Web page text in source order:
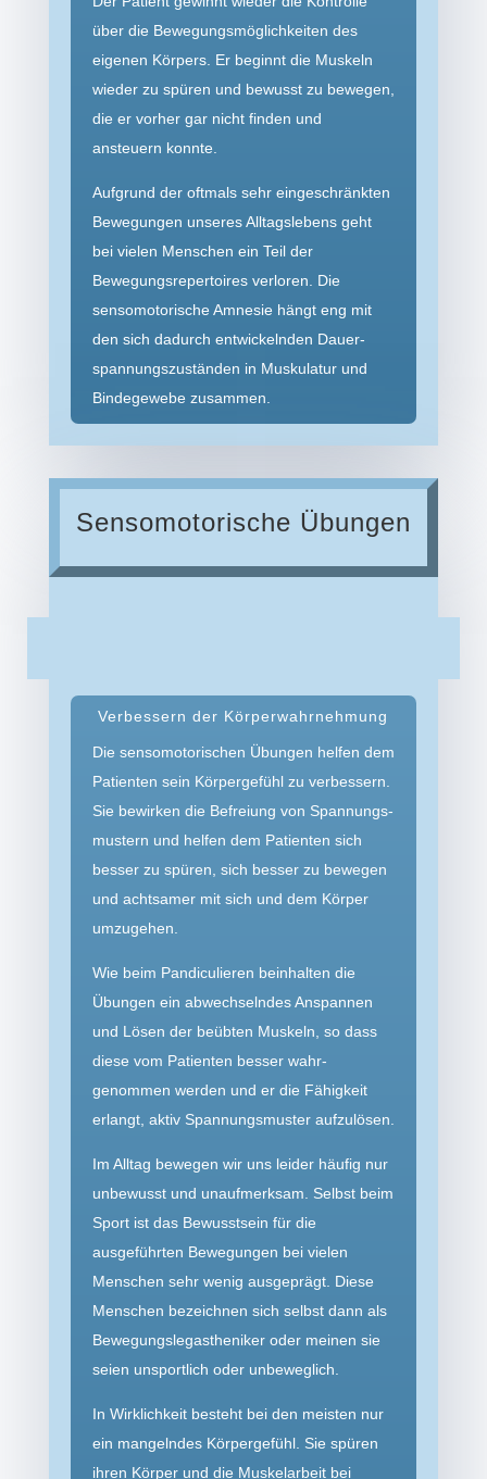
über die Bewegungs­möglichkeiten des
eigenen Körpers. Er beginnt die Muskeln
wieder zu spüren und bewusst zu bewegen,
die er vorher gar nicht finden und
ansteuern konnte.
Aufgrund der oftmals sehr eingeschränkten
Bewegungen unseres Alltagslebens geht
bei vielen Menschen ein Teil der
Bewegungs­repertoires verloren. Die
sensomotorische Amnesie hängt eng mit
den sich dadurch entwickelnden Dauer­­
spannungs­zuständen in Muskulatur und
Bindegewebe zusammen.
Sensomotorische Übungen
Verbessern der Körperwahrnehmung
Die sensomotorischen Übungen helfen dem
Patienten sein Körpergefühl zu verbessern.
Sie bewirken die Befreiung von Spannungs­
mustern und helfen dem Patienten sich
besser zu spüren, sich besser zu bewegen
und achtsamer mit sich und dem Körper
umzugehen.
Wie beim Pandiculieren beinhalten die
Übungen ein abwechselndes Anspannen
und Lösen der beübten Muskeln, so dass
diese vom Patienten besser wahr­
genommen werden und er die Fähigkeit
erlangt, aktiv Spannungs­muster aufzulösen.
Im Alltag bewegen wir uns leider häufig nur
unbewusst und unauf­merksam. Selbst beim
Sport ist das Bewusstsein für die
ausgeführten Bewegungen bei vielen
Menschen sehr wenig ausgeprägt. Diese
Menschen bezeichnen sich selbst dann als
Bewegungs­legastheniker oder meinen sie
seien unsportlich oder unbeweglich.
In Wirklichkeit besteht bei den meisten nur
ein mangelndes Körpergefühl. Sie spüren
ihren Körper und die Muskel­arbeit bei